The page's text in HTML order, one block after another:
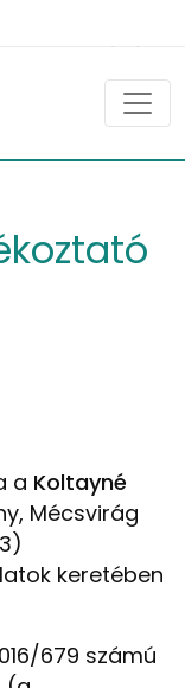
Belépés
a Koltayné
Mécsvirág
)
keretében
679 számú